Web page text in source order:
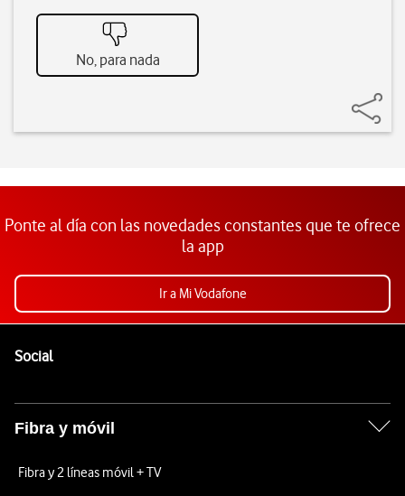
No, para nada
Ponte al día con las novedades constantes que te ofrece
la app
Ir a Mi Vodafone
SocialEnlaces a las redes sociales de Vodafone
Fibra y móvil
Fibra y 2 líneas móvil + TV